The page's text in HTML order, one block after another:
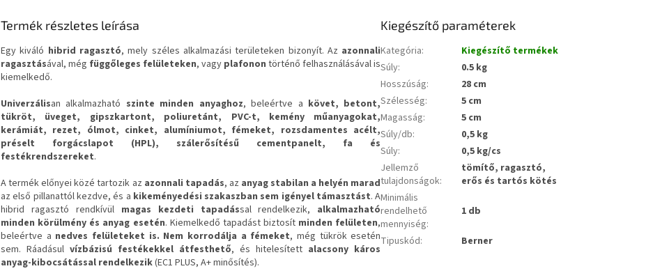
Termék részletes leírása
Egy kiváló hibrid ragasztó, mely széles alkalmazási területeken bizonyít. Az azonnali
ragasztásával, még függőleges felületeken, vagy plafonon történő felhasználásával is
kiemelkedő.
Univerzálisan alkalmazható szinte minden anyaghoz, beleértve a követ, betont,
tükröt, üveget, gipszkartont, poliuretánt, PVC-t, kemény műanyagokat,
kerámiát, rezet, ólmot, cinket, alumíniumot, fémeket, rozsdamentes acélt,
préselt forgácslapot (HPL), szálerősítésű cementpanelt, fa és
festékrendszereket.
A termék előnyei közé tartozik az azonnali tapadás, az anyag stabilan a helyén marad
az első pillanattól kezdve, és a kikeményedési szakaszban sem igényel támasztást. A
hibrid ragasztó rendkívül magas kezdeti tapadással rendelkezik, alkalmazható
minden körülmény és anyag esetén. Kiemelkedő tapadást biztosít minden felületen,
beleértve a nedves felületeket is. Nem korrodálja a fémeket, még tükrök esetén
sem. Ráadásulvízbázisú festékekkel átfesthető, és hitelesített alacsony káros
anyag-kibocsátással rendelkezik(EC1 PLUS, A+ minősítés).
Kiegészítő paraméterek
Kategória:
Kiegészítő termékek
Súly:
0.5 kg
Hosszúság:
28 cm
Szélesség:
5 cm
Magasság:
5 cm
Súly/db:
0,5 kg
Súly:
0,5 kg/cs
Jellemző
tulajdonságok:
tömítő, ragasztó,
erős és tartós kötés
Minimális
rendelhető
mennyiség:
1 db
Tipuskód: Berner